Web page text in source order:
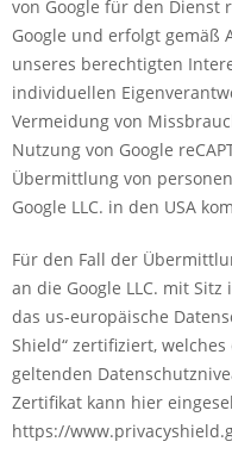
von Google für den Dienst
Google und erfolgt gemäß
unseres berechtigten
individuellen
Vermeidung von
Nutzung von Google
Übermittlung von
Google LLC. in den USA
Für den Fall der
an die Google LLC. mit Sitz
das us-europäische
Shield“ zertifiziert,
geltenden
Zertifikat kann hier
https://